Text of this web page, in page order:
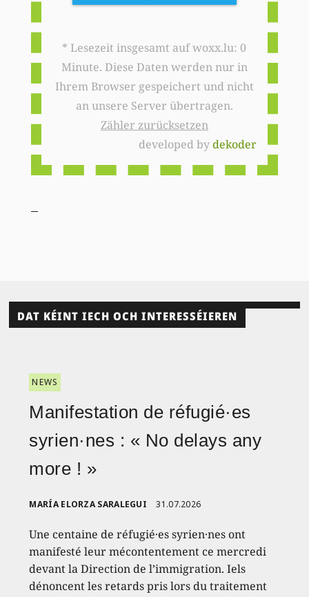
* Lesezeit insgesamt auf woxx.lu: 0
Minute. Diese Daten werden nur in
Ihrem Browser gespeichert und nicht
an unsere Server übertragen.
Zähler zurücksetzen
developed bydekoder
DAT KÉINT IECH OCH INTERESSÉIEREN
NEWS
Manifestation de réfugié·es
syrien·nes : « No delays any
more ! »
MARÍA ELORZA SARALEGUI 31.07.2026
Une centaine de réfugié·es syrien·nes ont
manifesté leur mécontentement ce mercredi
devant la Direction de l’immigration. Iels
dénoncent les retards pris lors du traitement